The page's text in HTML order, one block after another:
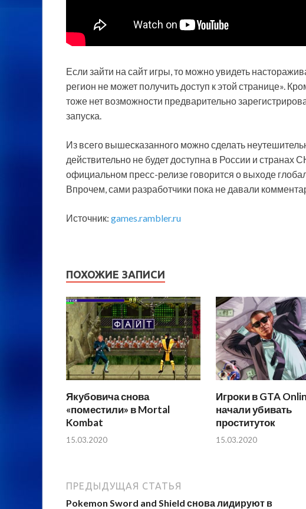
Если зайти на сайт игры, то можно увидеть
регион не может получить доступ к этой странице».
тоже нет возможности предварительно
запуска.
Из всего вышесказанного можно сделать
действительно не будет доступна в России и странах
официальном пресс-релизе говорится о выходе
Впрочем, сами разработчики пока не давали
Источник: games.rambler.ru
ПОХОЖИЕ ЗАПИСИ
Якубовича снова
«поместили» в Mortal
Kombat
15.03.2020
Игроки в GTA
начали убивать
проституток
15.03.2020
ПРЕДЫДУЩАЯ СТАТЬЯ
Pokemon Sword and Shield снова лидируют в